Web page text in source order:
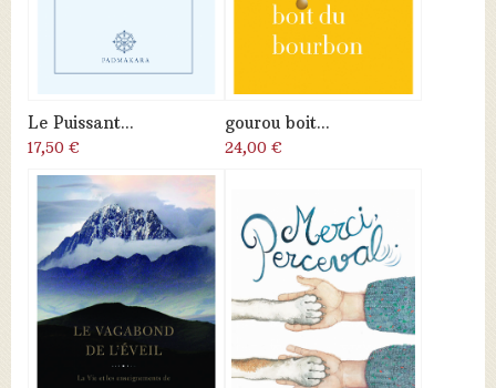
Le Puissant...
17,50 €
gourou boit...
24,00 €